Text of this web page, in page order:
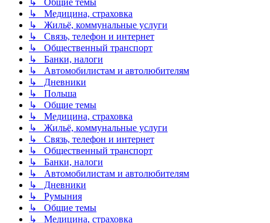
↳ Медицина, страховка
↳ Жильё, коммунальные услуги
↳ Связь, телефон и интернет
↳ Общественный транспорт
↳ Банки, налоги
↳ Автомобилистам и автолюбителям
↳ Дневники
↳ Польша
↳ Общие темы
↳ Медицина, страховка
↳ Жильё, коммунальные услуги
↳ Связь, телефон и интернет
↳ Общественный транспорт
↳ Банки, налоги
↳ Автомобилистам и автолюбителям
↳ Дневники
↳ Румыния
↳ Общие темы
↳ Медицина, страховка